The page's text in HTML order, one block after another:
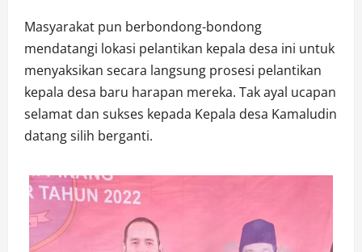
Masyarakat pun berbondong-bondong
mendatangi lokasi pelantikan kepala desa ini untuk
menyaksikan secara langsung prosesi pelantikan
kepala desa baru harapan mereka. Tak ayal ucapan
selamat dan sukses kepada Kepala desa Kamaludin
datang silih berganti.